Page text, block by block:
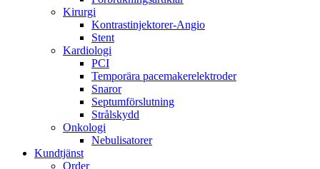
Kirurgi
Kontrastinjektorer-Angio
Stent
Kardiologi
PCI
Temporära pacemakerelektroder
Snaror
Septumförslutning
Strålskydd
Onkologi
Nebulisatorer
Kundtjänst
Order